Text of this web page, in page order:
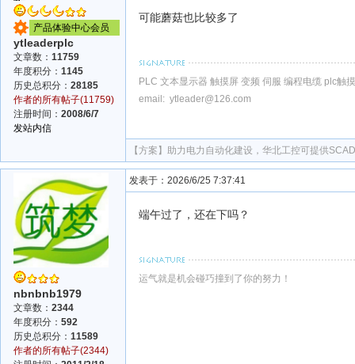
产品体验中心会员
ytleaderplc
文章数： 11759
年度积分： 1145
历史总积分： 28185
作者的所有帖子(11759)
注册时间： 2008/6/7
发站内信
可能蘑菇也比较多了
PLC 文本显示器 触摸屏 变频 伺服 编程电缆 plc触
email: ytleader@126.com
【方案】 助力电力自动化建设，华北工控可提供
nbnbnb1979
文章数： 2344
年度积分： 592
历史总积分： 11589
作者的所有帖子(2344)
发表于：2026/6/25 7:37:41
端午过了，还在下吗？
运气就是机会碰巧撞到了你的努力！